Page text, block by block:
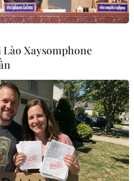
ca bệnh ở Tân Sơn Nhất
ở Việt Nam
bệnh số 1797 và các bệnh nhân
ty VIAGS ở sân bay Tân Sơn
Xaysomphone